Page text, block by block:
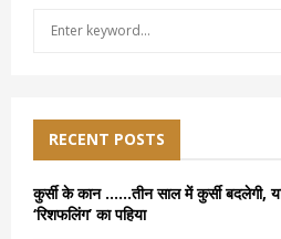
f
o
r
RECENT POSTS
कुर्सी के कान ……तीन साल में कुर्सी बदलेगी,
‘रिशफलिंग’ का पहिया